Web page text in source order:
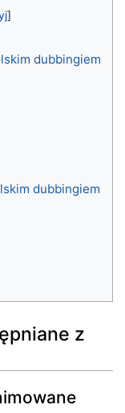
dubbingiem
dubbingiem
z